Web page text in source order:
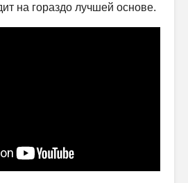
на гораздо лучшей основе.